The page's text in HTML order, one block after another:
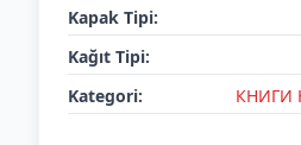
Kapak Tipi:
Kağıt Tipi:
Kategori:
КНИГИ